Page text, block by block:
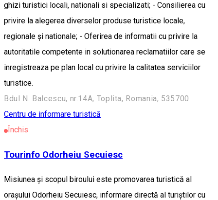
ghizi turistici locali, nationali si specializati; - Consilierea cu
privire la alegerea diverselor produse turistice locale,
regionale şi nationale; - Oferirea de informatii cu privire la
autoritatile competente in solutionarea reclamatiilor care se
inregistreaza pe plan local cu privire la calitatea serviciilor
turistice.
Bdul N. Balcescu, nr.14A, Toplita, Romania, 535700
Centru de informare turistică
Închis
Tourinfo Odorheiu Secuiesc
Misiunea și scopul biroului este promovarea turistică al
orașului Odorheiu Secuiesc, informare directă al turiștilor cu